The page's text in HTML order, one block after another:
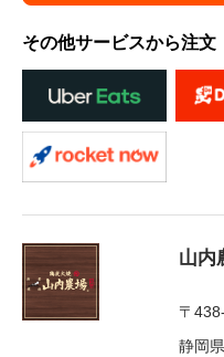
その他サービスから注文
山内
〒
静岡